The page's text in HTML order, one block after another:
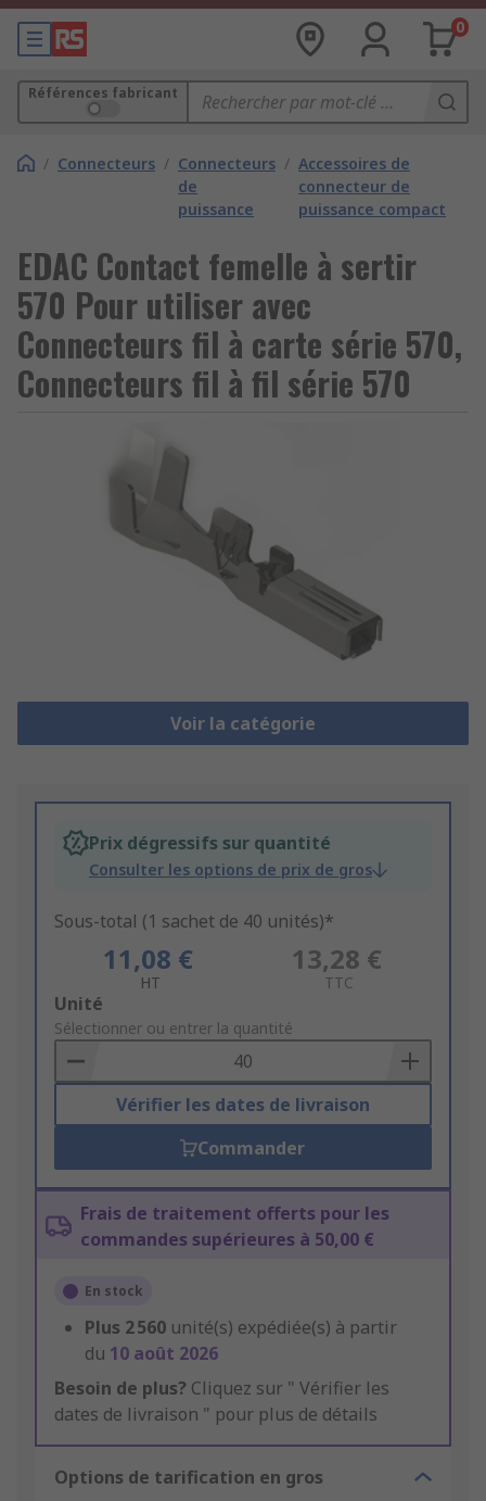
0
Références fabricant
/ Connecteurs / Connecteurs
de
puissance
/ Accessoires de
connecteur de
puissance compact
EDAC Contact femelle à sertir
570 Pour utiliser avec
Connecteurs fil à carte série 570,
Connecteurs fil à fil série 570
Voir la catégorie
Prix dégressifs sur quantité
Consulter les options de prix de gros
Sous-total (1 sachet de 40 unités)*
11,08 €
HT
13,28 €
TTC
Add
to
Basket
Unité
Sélectionner ou entrer la quantité
Vérifier les dates de livraison
Commander
Frais de traitement offerts pour les
commandes supérieures à 50,00 €
En stock
Plus 2 560 unité(s) expédiée(s) à partir
du 10 août 2026
Besoin de plus? Cliquez sur " Vérifier les
dates de livraison " pour plus de détails
Options de tarification en gros